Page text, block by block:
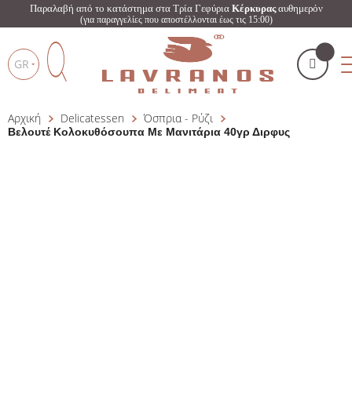
Παραλαβή από το κατάστημα στα Τρία Γεφύρια Κέρκυραςαυθημερόν
(για παραγγελίες που αποστέλλονται έως τις 15:00)
GR
ProductsΤο καλάθι μου ()
Αρχική Delicatessen Όσπρια - Ρύζι
Βελουτέ Κολοκυθόσουπα Με Μανιτάρια 40γρ Διρφυς